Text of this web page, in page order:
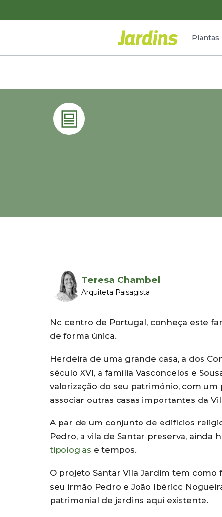
Plantas
Teresa Chambel
Arquiteta Paisagista
No centro de Portugal, conheça este
de forma única.
Herdeira de uma grande casa, a dos
século XVI, a família Vasconcelos e
valorização do seu património, com
associar outras casas importantes da
A par de um conjunto de edifícios
Pedro, a vila de Santar preserva, ainda
tipologias e tempos.
O projeto Santar Vila Jardim tem como
seu irmão Pedro e João Ibérico
patrimonial de jardins aqui existente.